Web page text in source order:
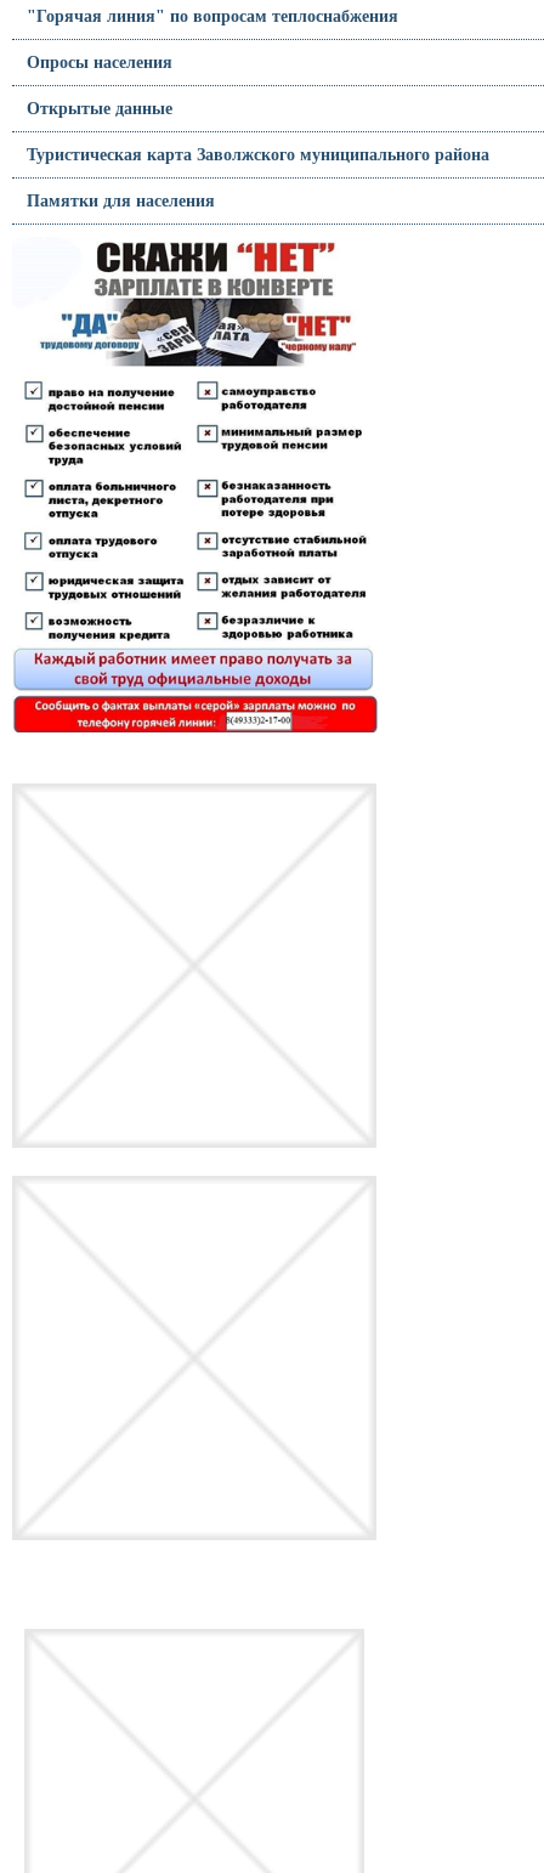
"Горячая линия" по вопросам теплоснабжения
Опросы населения
Открытые данные
Туристическая карта Заволжского муниципального района
Памятки для населения